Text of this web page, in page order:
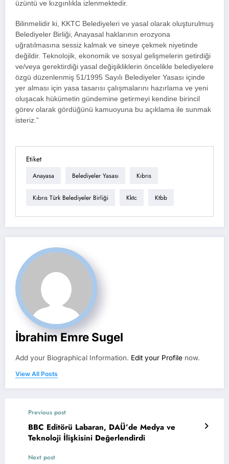
üzüntü ve kızgınlıkla izlenmektedir.
Bilinmelidir ki, KKTC Belediyeleri ve yasal olarak oluşturulmuş
Belediyeler Birliği, Anayasal haklarının erozyona
uğratılmasına sessiz kalmak ve sineye çekmek niyetinde
değildir. Teknolojik, ekonomik ve sosyal gelişmelerin getirdiği
ve/veya gerektirdiği yasal değişikliklerin öncelikle belediyelere
özgü düzenlenmiş 51/1995 Sayılı Belediyeler Yasası içinde
yer alması için yasa tasarısı çalışmalarını hazırlama ve yeni
oluşacak hükümetin gündemine getirmeyi kendine birincil
görev olarak gördüğünü kamuoyuna bu açıklama ile sunmak
isteriz.”
Etiket
Anayasa Belediyeler Yasası Kıbrıs
Kıbrıs Türk Belediyeler Birliği Kktc Ktbb
İbrahim Emre Sugel
Add your Biographical Information. Edit your Profile now.
View All Posts
Previous post
BBC Editörü Labaran, DAÜ’de Medya ve
Teknoloji İlişkisini Değerlendirdi
Next post